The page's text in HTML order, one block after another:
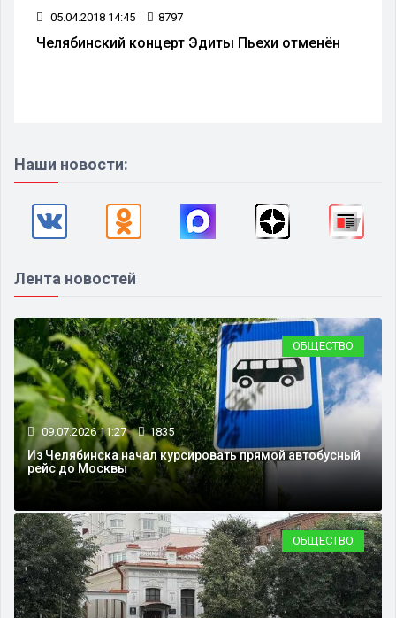
05.04.2018 14:45 8797
Челябинский концерт Эдиты Пьехи отменён
Наши новости:
Лента новостей
ОБЩЕСТВО
09.07.2026 11:27 1835
Из Челябинска начал курсировать прямой автобусный
рейс до Москвы
ОБЩЕСТВО